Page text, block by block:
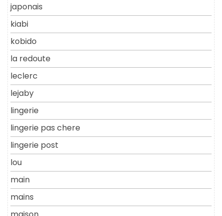
japonais
kiabi
kobido
la redoute
leclerc
lejaby
lingerie
lingerie pas chere
lingerie post
lou
main
mains